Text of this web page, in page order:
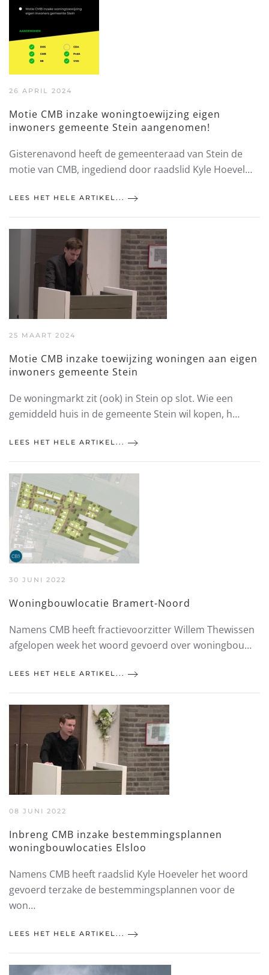
26 APRIL 2024
Motie CMB inzake woningtoewijzing eigen
inwoners gemeente Stein aangenomen!
Gisterenavond heeft de gemeenteraad van Stein de
motie van CMB, ingediend door raadslid Kyle Hoevel…
LEES HET HELE ARTIKEL...
25 MAART 2024
Motie CMB inzake toewijzing woningen aan eigen
inwoners gemeente Stein
De woningmarkt zit (ook) in Stein op slot. Wie een
gemiddeld huis in de gemeente Stein wil kopen, h…
LEES HET HELE ARTIKEL...
30 JUNI 2022
Woningbouwlocatie Bramert-Noord
Namens CMB heeft fractievoorzitter Willem Thewissen
afgelopen week het woord gevoerd over woningbou…
LEES HET HELE ARTIKEL...
08 JUNI 2022
Inbreng CMB inzake bestemmingsplannen
woningbouwlocaties Elsloo
Namens CMB heeft raadslid Kyle Hoeveler het woord
gevoerd terzake de bestemmingsplannen voor de
won…
LEES HET HELE ARTIKEL...